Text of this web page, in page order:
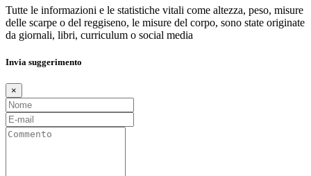
Tutte le informazioni e le statistiche vitali come altezza, peso, misure
delle scarpe o del reggiseno, le misure del corpo, sono state originate
da giornali, libri, curriculum o social media
Invia suggerimento
×